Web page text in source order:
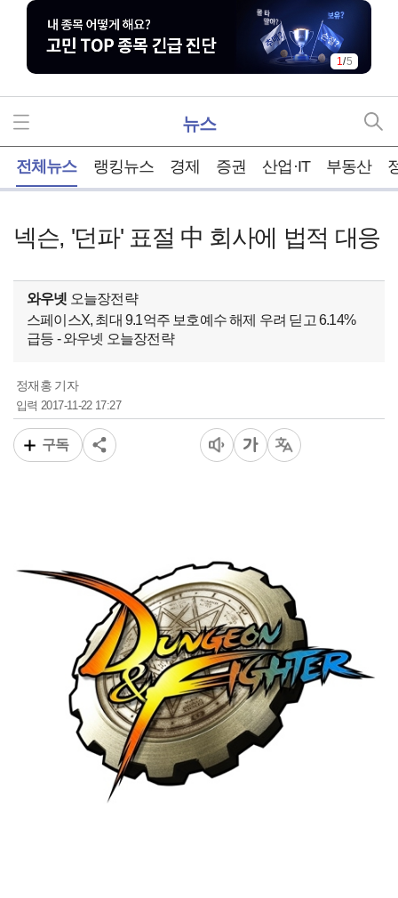
1/5
뉴스
전체뉴스 랭킹뉴스 경제 증권 산업·IT 부동산
넥슨, '던파' 표절 中 회사에 법적 대응
와우넷 오늘장전략
스페이스X, 최대 9.1억주 보호예수 해제 우려 딛고 6.14%
급등 - 와우넷 오늘장전략
정재홍 기자
입력2017-11-22 17:27
구독